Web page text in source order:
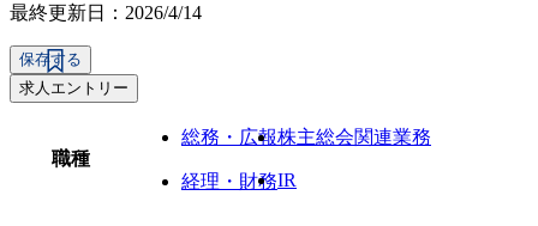
最終更新日：2026/4/14
保存する
求人エントリー
職種
総務・広報株主総会関連業務
経理・財務IR